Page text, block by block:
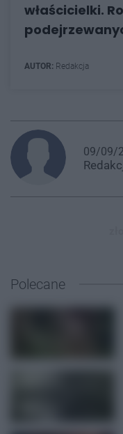
właścicielki.
AUTOR: Redakcja
09/09/
Polecane